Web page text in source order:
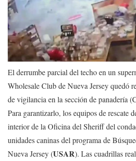
El derrumbe parcial del techo en un
Wholesale Club de Nueva Jersey quedó
de vigilancia en la sección de panadería
Para garantizarlo, los equipos de rescate
interior de la Oficina del Sheriff del
unidades caninas del programa de
Nueva Jersey (USAR). Las cuadrillas